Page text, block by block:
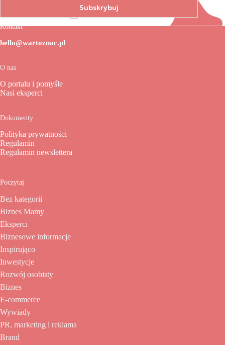
Kontakt
hello@wartoznac.pl
O nas
O portalu i pomyśle
Nasi eksperci
Dokumenty
Polityka prywatności
Regulamin
Regulamin newslettera
Poczytaj
Bez kategorii
Biznes Mamy
Eksperci
Biznesowe informacje
Inspirująco
Inwestycje
Rozwój osobisty
Biznes
E-commerce
Wywiady
PR, marketing i reklama
Brand